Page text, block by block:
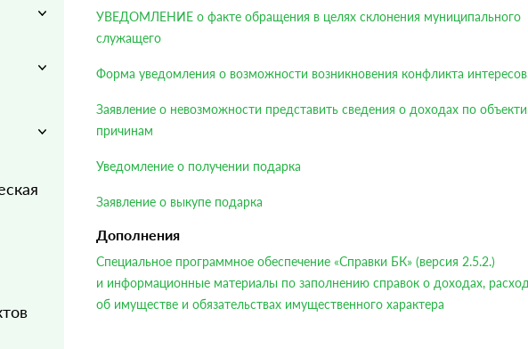
УВЕДОМЛЕНИЕ о факте обращения в целях склонения муниципального
служащего
Форма уведомления о возможности возникновения конфликта интересов
Заявление о невозможности представить сведения о доходах по
причинам
Уведомление о получении подарка
Заявление о выкупе подарка
Дополнения
Специальное программное обеспечение «Справки БК» (версия 2.5.2.)
и информационные материалы по заполнению справок о доходах,
об имуществе и обязательствах имущественного характера